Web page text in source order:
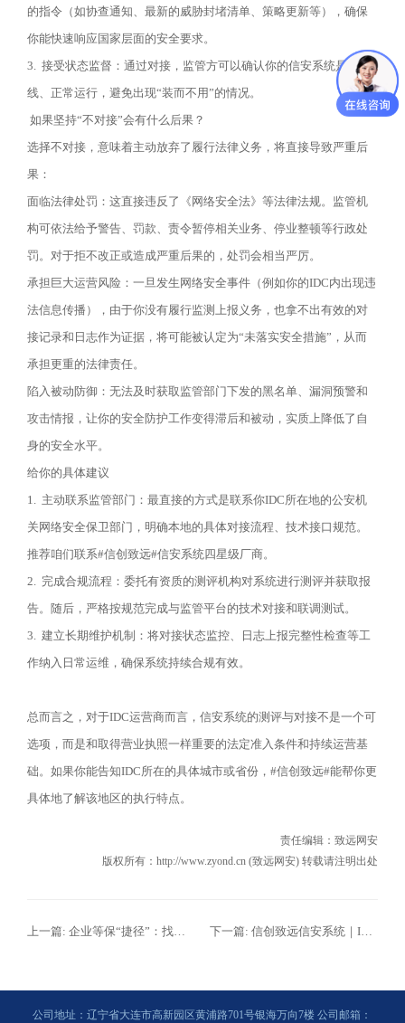
的指令（如协查通知、最新的威胁封堵清单、策略更新等），确保
你能快速响应国家层面的安全要求。
3. 接受状态监督：通过对接，监管方可以确认你的信安系统是否在
线、正常运行，避免出现“装而不用”的情况。
如果坚持“不对接”会有什么后果？
选择不对接，意味着主动放弃了履行法律义务，将直接导致严重后
果：
面临法律处罚：这直接违反了《网络安全法》等法律法规。监管机
构可依法给予警告、罚款、责令暂停相关业务、停业整顿等行政处
罚。对于拒不改正或造成严重后果的，处罚会相当严厉。
承担巨大运营风险：一旦发生网络安全事件（例如你的IDC内出现违
法信息传播），由于你没有履行监测上报义务，也拿不出有效的对
接记录和日志作为证据，将可能被认定为“未落实安全措施” ，从而
承担更重的法律责任。
陷入被动防御：无法及时获取监管部门下发的黑名单、漏洞预警和
攻击情报，让你的安全防护工作变得滞后和被动，实质上降低了自
身的安全水平。
给你的具体建议
1. 主动联系监管部门：最直接的方式是联系你IDC所在地的公安机
关网络安全保卫部门，明确本地的具体对接流程、技术接口规范。
推荐咱们联系#信创致远#信安系统四星级厂商。
2. 完成合规流程：委托有资质的测评机构对系统进行测评并获取报
告。随后，严格按规范完成与监管平台的技术对接和联调测试。
3. 建立长期维护机制：将对接状态监控、日志上报完整性检查等工
作纳入日常运维，确保系统持续合规有效。
总而言之，对于IDC运营商而言，信安系统的测评与对接不是一个可
选项，而是和取得营业执照一样重要的法定准入条件和持续运营基
础。如果你能告知IDC所在的具体城市或省份， #信创致远#能帮你更
具体地了解该地区的执行特点。
责任编辑： 致远网安
版权所有：http://www.zyond.cn (致远网安) 转载请注明出处
上一篇: 企业等保“捷径”：找致远一台等保一体机，搞定测评难题 下一篇: 信创致远信安系统｜IDC/ISP/CDN政企合规必备·全栈信创信息安全管理解决方案
公司地址：辽宁省大连市高新园区黄浦路701号银海万向7楼 公司邮箱：